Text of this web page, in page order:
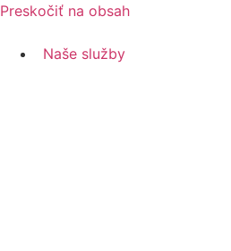
Preskočiť na obsah
Naše služby